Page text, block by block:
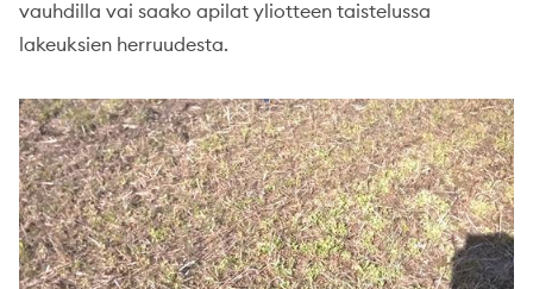
vauhdilla vai saako apilat yliotteen taistelussa
lakeuksien herruudesta.